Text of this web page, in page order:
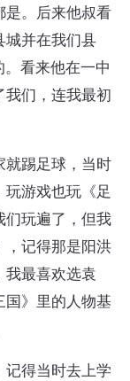
是。后来他叔看
城并在我们县
看来他在一中
们，连我最初
就踢足球，当时
游戏也玩《足
们玩遍了，但我
，记得那是阳洪
我最喜欢选袁
》里的人物基
得当时去上学